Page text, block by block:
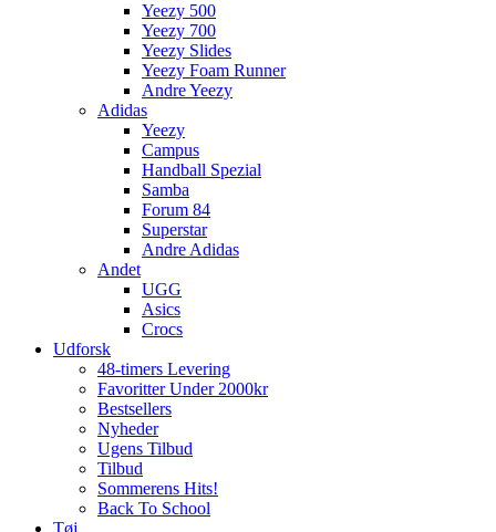
Yeezy 500
Yeezy 700
Yeezy Slides
Yeezy Foam Runner
Andre Yeezy
Adidas
Yeezy
Campus
Handball Spezial
Samba
Forum 84
Superstar
Andre Adidas
Andet
UGG
Asics
Crocs
Udforsk
48-timers Levering
Favoritter Under 2000kr
Bestsellers
Nyheder
Ugens Tilbud
Tilbud
Sommerens Hits!
Back To School
Tøj